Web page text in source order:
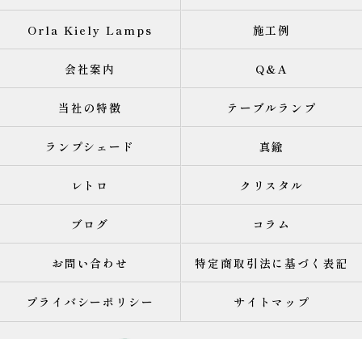
Orla Kiely Lamps 施工例
会社案内 Q&A
当社の特徴 テーブルランプ
ランプシェード 真鍮
レトロ クリスタル
ブログ コラム
お問い合わせ 特定商取引法に基づく表記
プライバシーポリシー サイトマップ